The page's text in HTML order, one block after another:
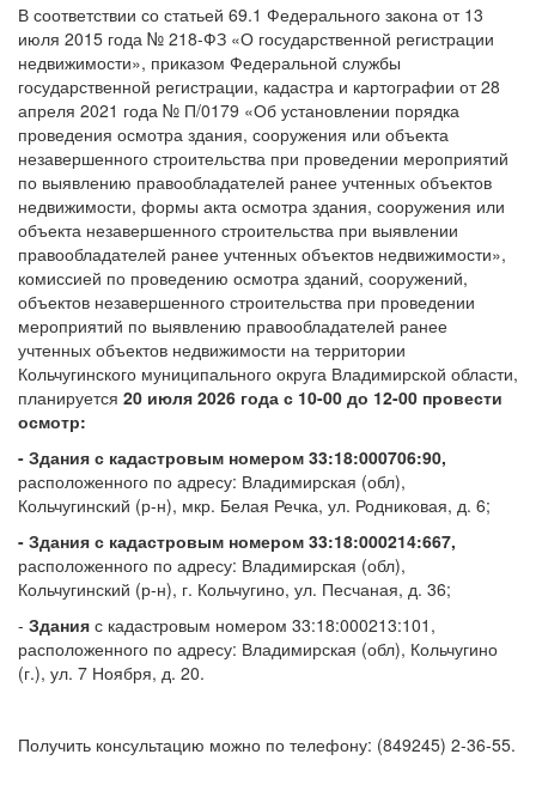
В соответствии со статьей 69.1 Федерального закона от 13
июля 2015 года № 218-ФЗ «О государственной регистрации
недвижимости», приказом Федеральной службы
государственной регистрации, кадастра и картографии от 28
апреля 2021 года № П/0179 «Об установлении порядка
проведения осмотра здания, сооружения или объекта
незавершенного строительства при проведении мероприятий
по выявлению правообладателей ранее учтенных объектов
недвижимости, формы акта осмотра здания, сооружения или
объекта незавершенного строительства при выявлении
правообладателей ранее учтенных объектов недвижимости»,
комиссией по проведению осмотра зданий, сооружений,
объектов незавершенного строительства при проведении
мероприятий по выявлению правообладателей ранее
учтенных объектов недвижимости на территории
Кольчугинского муниципального округа Владимирской области,
планируется 20 июля 2026 года с 10-00 до 12-00 провести
осмотр:
- Здания с кадастровым номером 33:18:000706:90,
расположенного по адресу: Владимирская (обл),
Кольчугинский (р-н), мкр. Белая Речка, ул. Родниковая, д. 6;
- Здания с кадастровым номером 33:18:000214:667,
расположенного по адресу: Владимирская (обл),
Кольчугинский (р-н), г. Кольчугино, ул. Песчаная, д. 36;
- Здания с кадастровым номером 33:18:000213:101,
расположенного по адресу: Владимирская (обл), Кольчугино
(г.), ул. 7 Ноября, д. 20.
Получить консультацию можно по телефону: (849245) 2-36-55.